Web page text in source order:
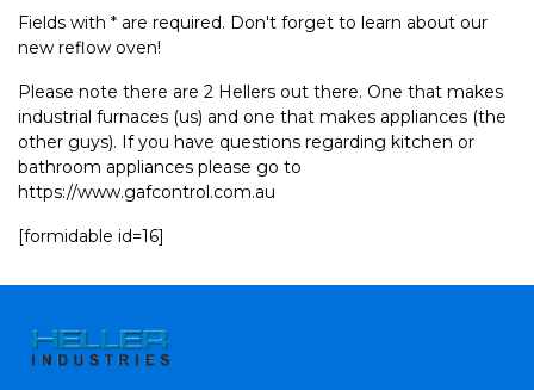
Fields with * are required. Don't forget to learn about our
new reflow oven!
Please note there are 2 Hellers out there. One that makes
industrial furnaces (us) and one that makes appliances (the
other guys). If you have questions regarding kitchen or
bathroom appliances please go to
https://www.gafcontrol.com.au
[formidable id=16]